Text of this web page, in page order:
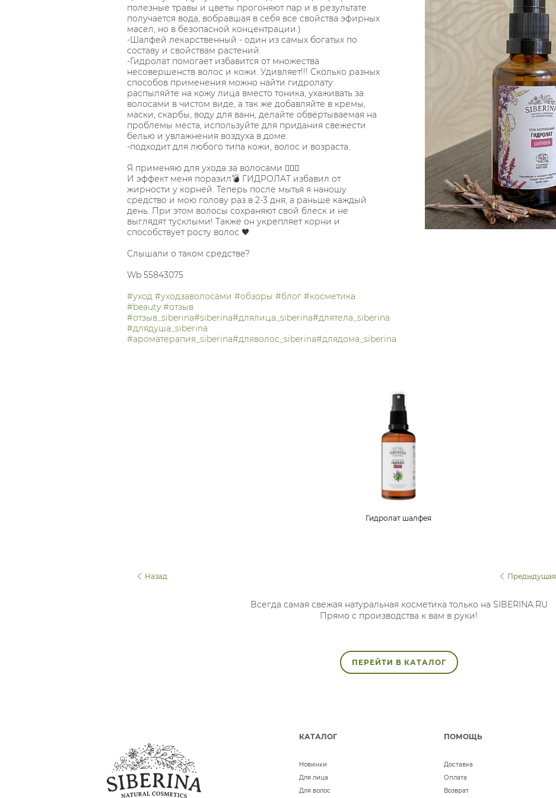
полезные травы и цветы прогоняют пар и в результате
получается вода, вобравшая в себя все свойства эфирных
масел, но в безопасной концентрации.)
-Шалфей лекарственный - один из самых богатых по
составу и свойствам растений.
-Гидролат помогает избавится от множества
несовершенств волос и кожи. Удивляет!!! Сколько разных
способов применения можно найти гидролату:
распыляйте на кожу лица вместо тоника, ухаживать за
волосами в чистом виде, а так же добавляйте в кремы,
маски, скарбы, воду для ванн, делайте обвёртываемая на
проблемы места, используйте для придания свежести
белью и увлажнения воздуха в доме.
-подходит для любого типа кожи, волос и возраста.
Я применяю для ухода за волосами 💇🏻‍♀️
И эффект меня поразил💣 ГИДРОЛАТ избавил от
жирности у корней. Теперь после мытья я наношу
средство и мою голову раз в 2-3 дня, а раньше каждый
день. При этом волосы сохраняют свой блеск и не
выглядят тусклыми! Также он укрепляет корни и
способствует росту волос 🖤
Слышали о таком средстве?
Wb 55843075
#уход #уходзаволосами #обзоры #блог #косметика
#beauty #отзыв
#отзыв_siberina#siberina#длялица_siberina#длятела_siberina
#длядуша_siberina
#ароматерапия_siberina#дляволос_siberina#длядома_siberina
Гидролат шалфея
Назад Предыдущая
Всегда самая свежая натуральная косметика только на SIBERINA.RU
Прямо с производства к вам в руки!
ПЕРЕЙТИ В КАТАЛОГ
КАТАЛОГ
Новинки
Для лица
Для волос
ПОМОЩЬ
Доставка
Оплата
Возврат